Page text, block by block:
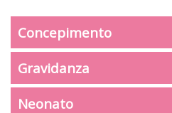
Concepimento
Gravidanza
Neonato